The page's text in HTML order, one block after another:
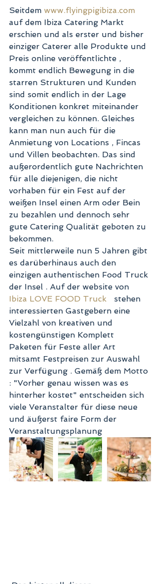
Seitdem www.flyingpigibiza.com
auf dem Ibiza Catering Markt
erschien und als erster und bisher
einziger Caterer alle Produkte und
Preis online veröffentlichte ,
kommt endlich Bewegung in die
starren Strukturen und Kunden
sind somit endlich in der Lage
Konditionen konkret miteinander
vergleichen zu können. Gleiches
kann man nun auch für die
Anmietung von Locations , Fincas
und Villen beobachten. Das sind
außerordentlich gute Nachrichten
für alle diejenigen, die nicht
vorhaben für ein Fest auf der
weißen Insel einen Arm oder Bein
zu bezahlen und dennoch sehr
gute Catering Qualität geboten zu
bekommen.
Seit mittlerweile nun 5 Jahren gibt
es darüberhinaus auch den
einzigen authentischen Food Truck
der Insel . Auf der website von
Ibiza LOVE FOOD Truck
   stehen
interessierten Gastgebern eine
Vielzahl von kreativen und
kostengünstigen Komplett
Paketen für Feste aller Art
mitsamt Festpreisen zur Auswahl
zur Verfügung . Gemäß dem Motto
: "Vorher genau wissen was es
hinterher kostet" entscheiden sich
viele Veranstalter für diese neue
und äußerst faire Form der
Veranstaltungsplanung